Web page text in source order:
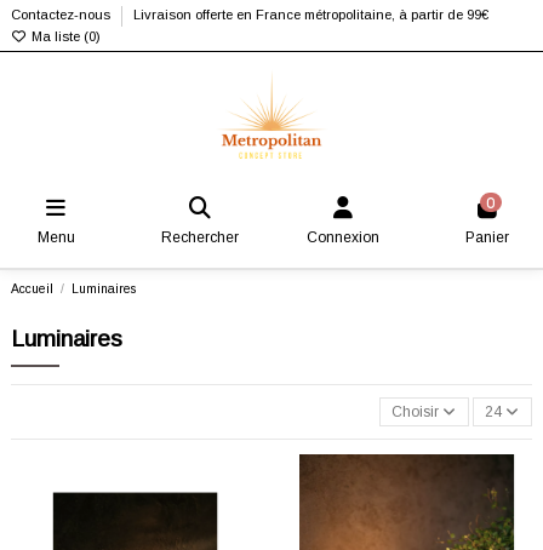
Contactez-nous
Livraison offerte en France métropolitaine, à partir de 99€
Ma liste (0)
Menu Rechercher Connexion
0
Panier
Accueil Luminaires
Luminaires
Choisir 24